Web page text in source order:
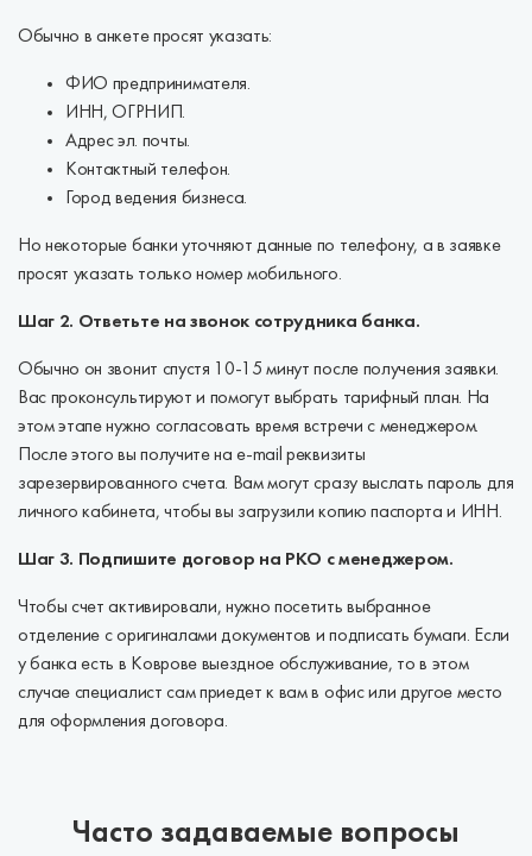
Обычно в анкете просят указать:
ФИО предпринимателя.
ИНН, ОГРНИП.
Адрес эл. почты.
Контактный телефон.
Город ведения бизнеса.
Но некоторые банки уточняют данные по телефону, а в заявке
просят указать только номер мобильного.
Шаг 2. Ответьте на звонок сотрудника банка.
Обычно он звонит спустя 10-15 минут после получения заявки.
Вас проконсультируют и помогут выбрать тарифный план. На
этом этапе нужно согласовать время встречи с менеджером.
После этого вы получите на e-mail реквизиты
зарезервированного счета. Вам могут сразу выслать пароль для
личного кабинета, чтобы вы загрузили копию паспорта и ИНН.
Шаг 3. Подпишите договор на РКО с менеджером.
Чтобы счет активировали, нужно посетить выбранное
отделение с оригиналами документов и подписать бумаги. Если
у банка есть в Коврове выездное обслуживание, то в этом
случае специалист сам приедет к вам в офис или другое место
для оформления договора.
Часто задаваемые вопросы